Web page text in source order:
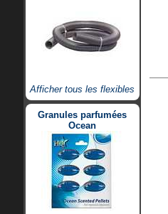
Afficher tous les flexibles
Granules parfumées
Ocean